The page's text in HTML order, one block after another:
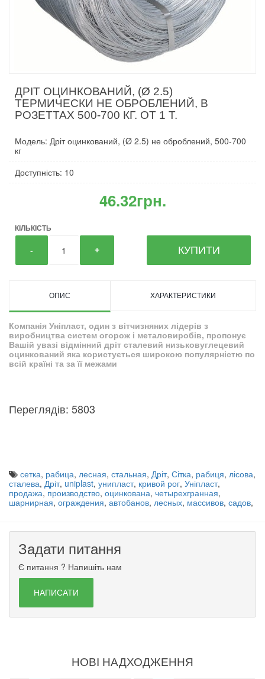
ДРІТ ОЦИНКОВАНИЙ, (Ø 2.5)
ТЕРМИЧЕСКИ НЕ ОБРОБЛЕНИЙ, В
РОЗЕТТАХ 500-700 КГ. ОТ 1 Т.
Модель: Дріт оцинкований, (Ø 2.5) не оброблений, 500-700
кг
Доступність: 10
46.32грн.
КІЛЬКІСТЬ
- + КУПИТИ
ОПИС ХАРАКТЕРИСТИКИ
Компанія Уніпласт, один з вітчизняних лідерів з
виробництва систем огорож і металовиробів, пропонує
Вашій увазі відмінний дріт сталевий низьковуглецевий
оцинкований яка користується широкою популярністю по
всій країні та за її межами
Переглядів: 5803
сетка, рабица, лесная, стальная, Дріт, Сітка, рабиця, лісова,
сталева, Дріт, uniplast, унипласт, кривой рог, Уніпласт,
продажа, производство, оцинкована, четырехгранная,
шарнирная, ограждения, автобанов, лесных, массивов, садов,
Задати питання
Є питання ? Напишіть нам
НАПИСАТИ
НОВІ НАДХОДЖЕННЯ